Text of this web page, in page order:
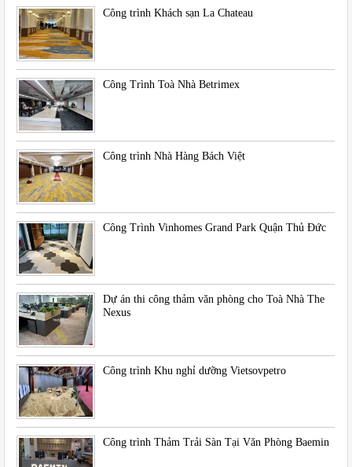
Công trình Khách sạn La Chateau
Công Trình Toà Nhà Betrimex
Công trình Nhà Hàng Bách Việt
Công Trình Vinhomes Grand Park Quận Thủ Đức
Dự án thi công thảm văn phòng cho Toà Nhà The
Nexus
Công trình Khu nghỉ dưỡng Vietsovpetro
Công trình Thảm Trải Sàn Tại Văn Phòng Baemin